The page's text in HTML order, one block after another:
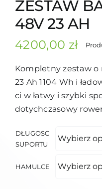
ZESTAW
48V 23 AH
4200,00 zł
Kompletny zestaw o
23 Ah 1104 Wh i
ci w łatwy i szybki
dotychczasowy
DŁUGOSC
SUPORTU
HAMULCE